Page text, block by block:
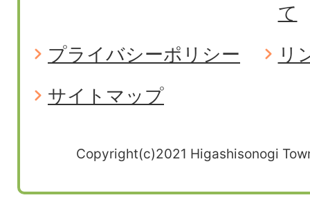
て
プライバシーポリシー
リ
サイトマップ
Copyright(c)2021 Higashisonogi